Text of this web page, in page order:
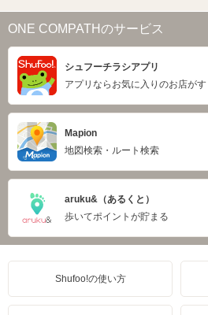
ONE COMPATHのサービス
シュフーチラシアプリ
アプリならお気に入りのお店がす
Mapion
地図検索・ルート検索
aruku&（あるくと）
歩いてポイントが貯まる
Shufoo!の使い方